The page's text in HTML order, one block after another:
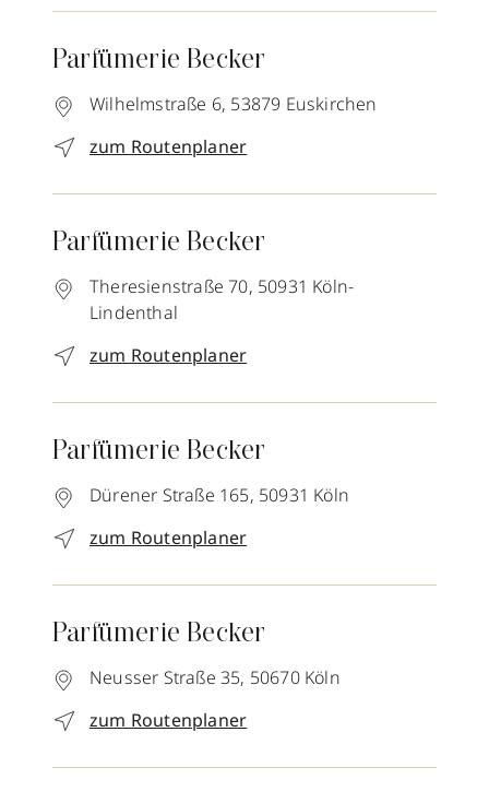
Parfümerie Becker
Wilhelmstraße 6, 53879 Euskirchen
zum Routenplaner
Parfümerie Becker
Theresienstraße 70, 50931 Köln-
Lindenthal
zum Routenplaner
Parfümerie Becker
Dürener Straße 165, 50931 Köln
zum Routenplaner
Parfümerie Becker
Neusser Straße 35, 50670 Köln
zum Routenplaner